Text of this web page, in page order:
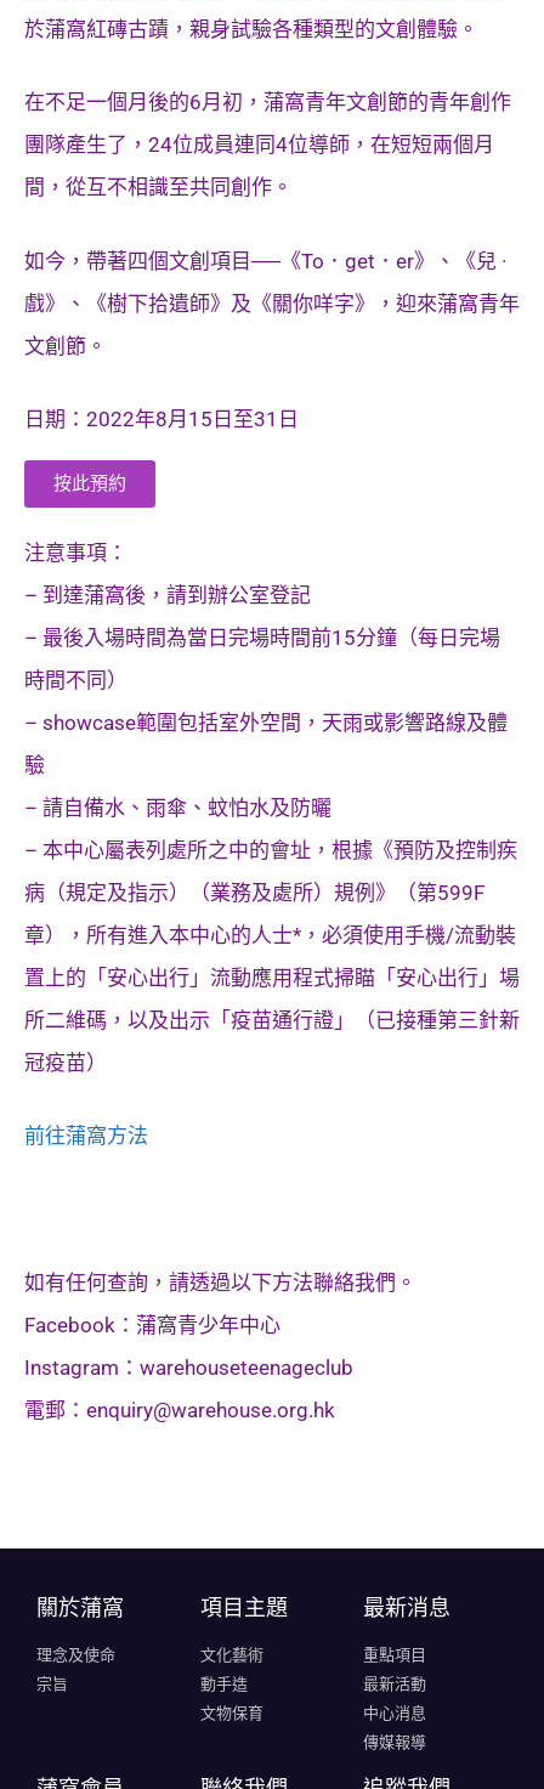
於蒲窩紅磚古蹟，親身試驗各種類型的文創體驗。
在不足一個月後的6月初，蒲窩青年文創節的青年創作
團隊產生了，24位成員連同4位導師，在短短兩個月
間，從互不相識至共同創作。
如今，帶著四個文創項目──《To．get．er》、《兒 ·
戲》、《樹下拾遺師》及《關你咩字》，迎來蒲窩青年
文創節。
日期：2022年8月15日至31日
按此預約
注意事項：
– 到達蒲窩後，請到辦公室登記
– 最後入場時間為當日完場時間前15分鐘（每日完場
時間不同）
– showcase範圍包括室外空間，天雨或影響路線及體
驗
– 請自備水、雨傘、蚊怕水及防曬
– 本中心屬表列處所之中的會址，根據《預防及控制疾
病（規定及指示）（業務及處所）規例》（第599F
章），所有進入本中心的人士*，必須使用手機/流動裝
置上的「安心出行」流動應用程式掃瞄「安心出行」場
所二維碼，以及出示「疫苗通行證」（已接種第三針新
冠疫苗）
前往蒲窩方法
如有任何查詢，請透過以下方法聯絡我們。
Facebook：蒲窩青少年中心
Instagram：warehouseteenageclub
電郵： enquiry@warehouse.org.hk
關於蒲窩​
理念及使命
宗旨
項目主題
文化藝術
動手造
文物保育
最新消息
重點項目
最新活動
中心消息
傳媒報導